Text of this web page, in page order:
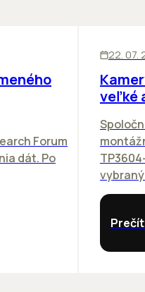
Forum
dát. Po
22. 07.
veľké